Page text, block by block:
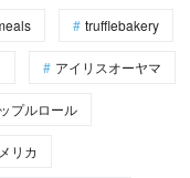
trufflebakery
アイリスオーヤマ
プルロール
リカ